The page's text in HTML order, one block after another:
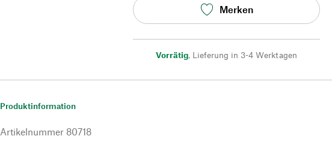
Merken
Vorrätig, Lieferung in 3-4 Werktagen
Produktinformation
Artikelnummer 80718